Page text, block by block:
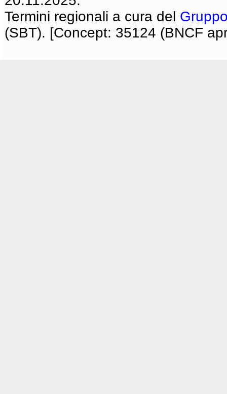
Termini regionali a cura del
(SBT). [Concept: 35124 (BNCF